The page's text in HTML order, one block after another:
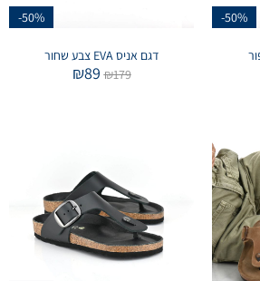
-50%
-50%
דגם אניס EVA צבע שחור
₪179
₪89